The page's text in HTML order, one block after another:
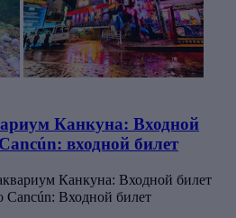
Канкуна: Входной
входной билет
Канкуна: Входной билет
Входной билет